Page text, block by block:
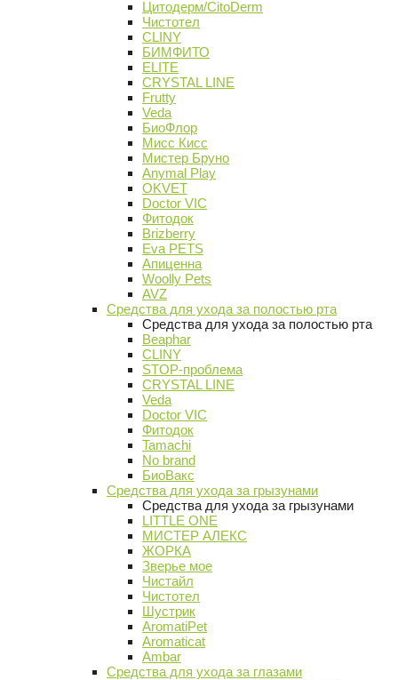
Цитодерм/CitoDerm
Чистотел
CLINY
БИМФИТО
ELITE
CRYSTAL LINE
Frutty
Veda
БиоФлор
Мисс Кисс
Мистер Бруно
Anymal Play
OKVET
Doctor VIC
Фитодок
Brizberry
Eva PETS
Апиценна
Woolly Pets
AVZ
Средства для ухода за полостью рта
Средства для ухода за полостью рта
Beaphar
CLINY
STOP-проблема
CRYSTAL LINE
Veda
Doctor VIC
Фитодок
Tamachi
No brand
БиоВакс
Средства для ухода за грызунами
Средства для ухода за грызунами
LITTLE ONE
МИСТЕР АЛЕКС
ЖОРКА
Зверье мое
Чистайл
Чистотел
Шустрик
AromatiPet
Aromaticat
Ambar
Средства для ухода за глазами